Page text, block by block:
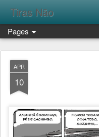
Tiras Não
Pages
APR
10